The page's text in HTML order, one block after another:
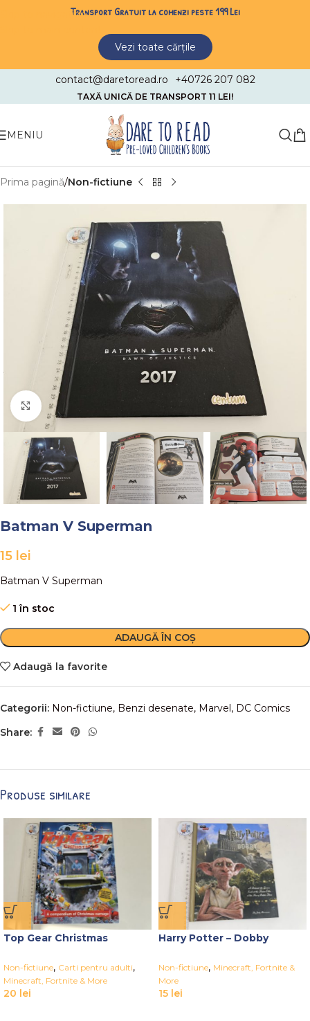
Skip to navigationTransport Gratuit la comenzi peste 199 Lei
Vezi toate cărțile
contact@daretoread.ro +40726 207 082
TAXĂ UNICĂ DE TRANSPORT 11 LEI!
MENIU
Prima pagină Non-fictiune
Faceți click pentru a mări
Batman V Superman
15 lei
Batman V Superman
1 în stoc
ADAUGĂ ÎN COȘ
Adaugă la favorite
Categorii: Non-fictiune, Benzi desenate, Marvel, DC Comics
Share:
Produse similare
Top Gear Christmas
Non-fictiune, Carti pentru adulti,
Minecraft, Fortnite & More
20 lei
Harry Potter – Dobby
Non-fictiune, Minecraft, Fortnite &
More
15 lei